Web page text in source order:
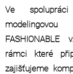
Ve
rámci které
zajišťujeme